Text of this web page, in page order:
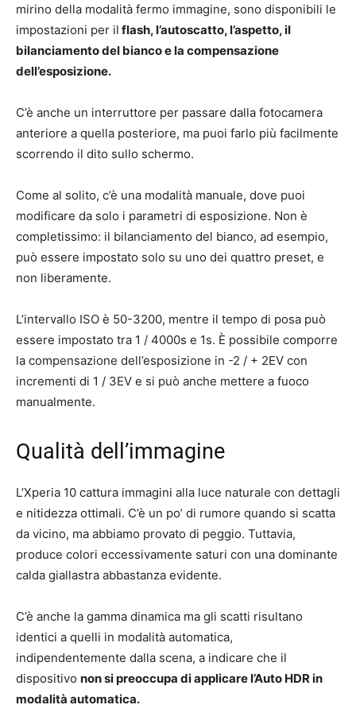
mirino della modalità fermo immagine, sono disponibili le
impostazioni per il flash, l’autoscatto, l’aspetto, il
bilanciamento del bianco e la compensazione
dell’esposizione.
C’è anche un interruttore per passare dalla fotocamera
anteriore a quella posteriore, ma puoi farlo più facilmente
scorrendo il dito sullo schermo.
Come al solito, c’è una modalità manuale, dove puoi
modificare da solo i parametri di esposizione. Non è
completissimo: il bilanciamento del bianco, ad esempio,
può essere impostato solo su uno dei quattro preset, e
non liberamente.
L’intervallo ISO è 50-3200, mentre il tempo di posa può
essere impostato tra 1 / 4000s e 1s. È possibile comporre
la compensazione dell’esposizione in -2 / + 2EV con
incrementi di 1 / 3EV e si può anche mettere a fuoco
manualmente.
Qualità dell’immagine
L’Xperia 10 cattura immagini alla luce naturale con dettagli
e nitidezza ottimali. C’è un po’ di rumore quando si scatta
da vicino, ma abbiamo provato di peggio. Tuttavia,
produce colori eccessivamente saturi con una dominante
calda giallastra abbastanza evidente.
C’è anche la gamma dinamica ma gli scatti risultano
identici a quelli in modalità automatica,
indipendentemente dalla scena, a indicare che il
dispositivo non si preoccupa di applicare l’Auto HDR in
modalità automatica.